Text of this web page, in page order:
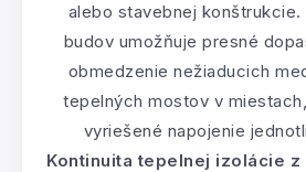
alebo stavebnej
budov umožňuje presné
obmedzenie nežiaducich
tepelných mostov v
vyriešené napojenie
Kontinuita tepelnej izolácie